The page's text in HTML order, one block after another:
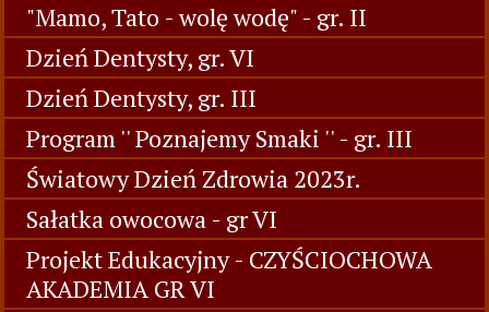
"Mamo, Tato - wolę wodę" - gr. II
Dzień Dentysty, gr. VI
Dzień Dentysty, gr. III
Program '' Poznajemy Smaki '' - gr. III
Światowy Dzień Zdrowia 2023r.
Sałatka owocowa - gr VI
Projekt Edukacyjny - CZYŚCIOCHOWA
AKADEMIA GR VI